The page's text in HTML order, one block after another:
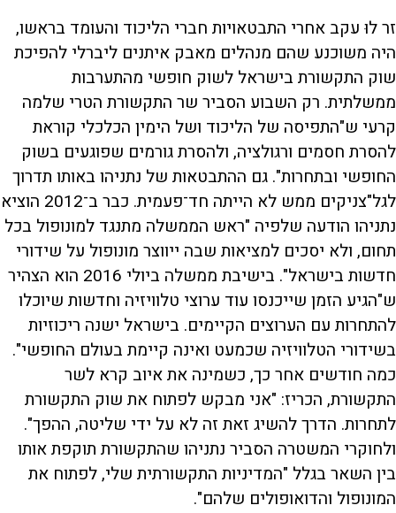
זר לוּ עקב אחרי התבטאויות חברי הליכוד והעומד בראשו,
היה משוכנע שהם מנהלים מאבק איתנים ליברלי להפיכת
שוק התקשורת בישראל לשוק חופשי מהתערבות
ממשלתית. רק השבוע הסביר שר התקשורת הטרי שלמה
קרעי ש"התפיסה של הליכוד ושל הימין הכלכלי קוראת
להסרת חסמים ורגולציה, ולהסרת גורמים שפוגעים בשוק
החופשי ובתחרות". גם ההתבטאות של נתניהו באותו תדרוך
לגל"צניקים ממש לא הייתה חד־פעמית. כבר ב־2012 הוציא
נתניהו הודעה שלפיה "ראש הממשלה מתנגד למונופול בכל
תחום, ולא יסכים למציאות שבה ייווצר מונופול על שידורי
חדשות בישראל". בישיבת ממשלה ביולי 2016 הוא הצהיר
ש"הגיע הזמן שייכנסו עוד ערוצי טלוויזיה וחדשות שיוכלו
להתחרות עם הערוצים הקיימים. בישראל ישנה ריכוזיות
בשידורי הטלוויזיה שכמעט ואינה קיימת בעולם החופשי".
כמה חודשים אחר כך, כשמינה את איוב קרא לשר
התקשורת, הכריז: "אני מבקש לפתוח את שוק התקשורת
לתחרות. הדרך להשיג זאת זה לא על ידי שליטה, ההפך".
ולחוקרי המשטרה הסביר נתניהו שהתקשורת תוקפת אותו
בין השאר בגלל "המדיניות התקשורתית שלי, לפתוח את
המונופול והדואופולים שלהם".